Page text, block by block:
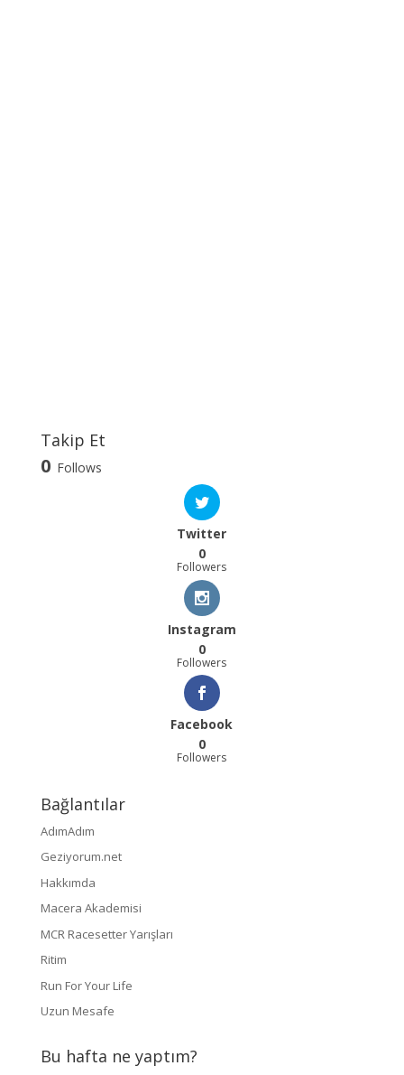
Takip Et
0 Follows
Twitter
0
Followers
Instagram
0
Followers
Facebook
0
Followers
Bağlantılar
AdımAdım
Geziyorum.net
Hakkımda
Macera Akademisi
MCR Racesetter Yarışları
Ritim
Run For Your Life
Uzun Mesafe
Bu hafta ne yaptım?